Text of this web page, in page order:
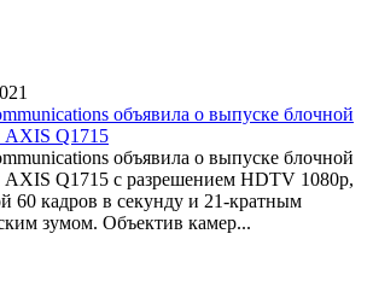
объявила о выпуске блочной
AXIS Q1715
объявила о выпуске блочной
Q1715 с разрешением HDTV 1080p,
60 кадров в секунду и 21-кратным
зумом. Объектив камер...